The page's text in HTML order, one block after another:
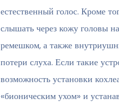
естественный голос. Кроме
слышать через кожу головы
ремешком, а также
потери слуха. Если такие
возможность установки
«бионическим ухом» и